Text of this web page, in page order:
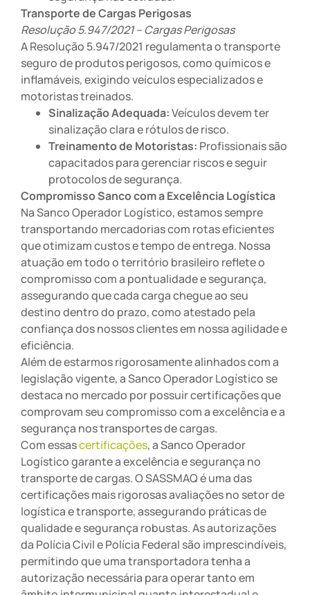
Transporte de Cargas Perigosas
Resolução 5.947/2021 – Cargas Perigosas
A Resolução 5.947/2021 regulamenta o transporte
seguro de produtos perigosos, como químicos e
inflamáveis, exigindo veículos especializados e
motoristas treinados.
Sinalização Adequada:Veículos devem ter
sinalização clara e rótulos de risco.
Treinamento de Motoristas: Profissionais são
capacitados para gerenciar riscos e seguir
protocolos de segurança.
Compromisso Sanco com a Excelência Logística
Na Sanco Operador Logístico, estamos sempre
transportando mercadorias com rotas eficientes
que otimizam custos e tempo de entrega. Nossa
atuação em todo o território brasileiro reflete o
compromisso com a pontualidade e segurança,
assegurando que cada carga chegue ao seu
destino dentro do prazo, como atestado pela
confiança dos nossos clientes em nossa agilidade e
eficiência.
Além de estarmos rigorosamente alinhados com a
legislação vigente, a Sanco Operador Logístico se
destaca no mercado por possuir certificações que
comprovam seu compromisso com a excelência e a
segurança nos transportes de cargas.
Com essascertificações, a Sanco Operador
Logístico garante a excelência e segurança no
transporte de cargas. O SASSMAQ é uma das
certificações mais rigorosas avaliações no setor de
logística e transporte, assegurando práticas de
qualidade e segurança robustas. As autorizações
da Polícia Civil e Polícia Federal são imprescindíveis,
permitindo que uma transportadora tenha a
autorização necessária para operar tanto em